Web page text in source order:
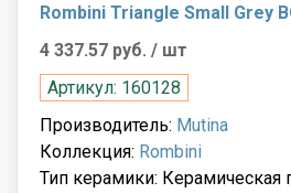
Rombini Triangle Small Grey
4 337.57 руб. / шт
Артикул: 160128
Производитель: Mutina
Коллекция: Rombini
Тип керамики: Керамическая